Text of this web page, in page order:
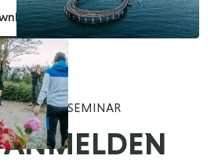
Forever Young Seminar
YOUNG SEMINAR
ANMELDEN